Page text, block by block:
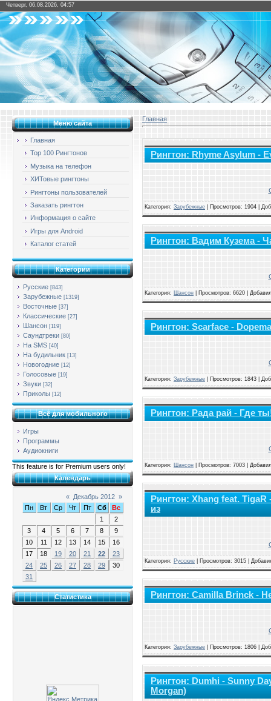
Четверг, 06.08.2026, 04:57
Меню сайта
Главная
Top 100 Рингтонов
Музыка на телефон
ХИТовые рингтоны
Рингтоны пользователей
Заказать рингтон
Информация о сайте
Игры для Android
Каталог статей
Категории
Русские [843]
Зарубежные [1319]
Восточные [37]
Классические [27]
Шансон [119]
Саундтреки [80]
На SMS [40]
На будильник [13]
Новогодние [12]
Голосовые [19]
Звуки [32]
Приколы [12]
Всё для мобильного
Игры
Программы
Аудиокниги
This feature is for Premium users only!
Календарь
« Декабрь 2012 »
Пн
Вт Ср Чт Пт Сб
Вс
1
2
3
4 5 6 7 8
9
10
11 12 13 14 15
16
17
18 19 20 21 22
23
24
25 26 27 28 29
30
31
Статистика
Главная
Рингтон: Rhyme Asylum -
Категория: Зарубежные Просмотров: 1904 |
Рингтон: Вадим Кузема -
Категория: Шансон Просмотров: 6620 |
Рингтон: Scarface -
Категория: Зарубежные Просмотров: 1843 |
Рингтон: Рада рай - Где
Категория: Шансон Просмотров: 7003 |
Рингтон: Xhang feat.
из
Категория: Русские Просмотров: 3015 |
Рингтон: Camilla Brinck -
Категория: Зарубежные Просмотров: 1806 |
Рингтон: Dumhi - Sunny
Morgan)